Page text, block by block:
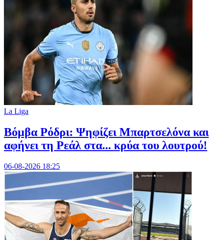
La Liga
Βόμβα Ρόδρι: Ψηφίζει Μπαρτσελόνα και
αφήνει τη Ρεάλ στα... κρύα του λουτρού!
06-08-2026 18:25